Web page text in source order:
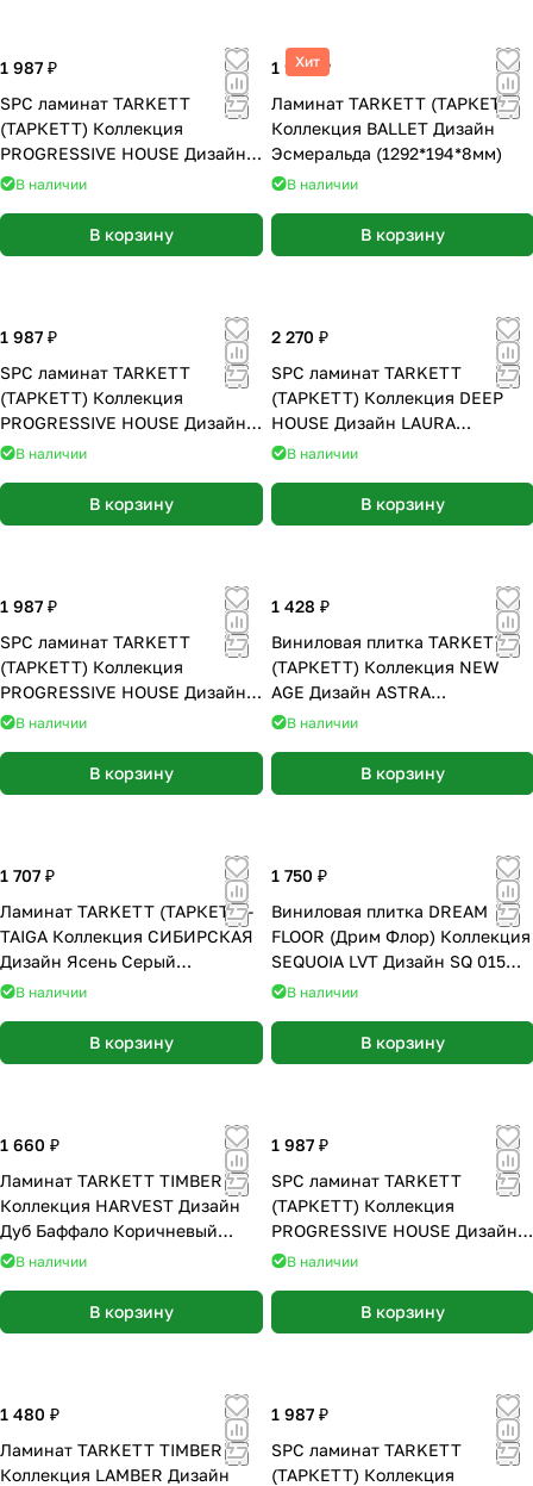
1 987 ₽
SPC ламинат TARKETT
(ТАРКЕТТ) Коллекция
PROGRESSIVE HOUSE Дизайн
JASON (1220х200х4.4 мм)
В наличии
В корзину
Хит
1 990 ₽
Ламинат TARKETT (ТАРКЕТТ)
Коллекция BALLET Дизайн
Эсмеральда (1292*194*8мм)
В наличии
В корзину
1 987 ₽
SPC ламинат TARKETT
(ТАРКЕТТ) Коллекция
PROGRESSIVE HOUSE Дизайн
ERIC (1220х200х4.4 мм)
В наличии
В корзину
2 270 ₽
SPC ламинат TARKETT
(ТАРКЕТТ) Коллекция DEEP
HOUSE Дизайн LAURA
(1400х225х4.6 мм)
В наличии
В корзину
1 987 ₽
SPC ламинат TARKETT
(ТАРКЕТТ) Коллекция
PROGRESSIVE HOUSE Дизайн
ROGER (1220х200х4.4 мм)
В наличии
В корзину
1 428 ₽
Виниловая плитка TARKETT
(ТАРКЕТТ) Коллекция NEW
AGE Дизайн ASTRA
(914.4х152.4х2.1 мм)
В наличии
В корзину
1 707 ₽
Ламинат TARKETT (ТАРКЕТТ)-
TAIGA Коллекция СИБИРСКАЯ
Дизайн Ясень Серый
(1292*194*10мм)
В наличии
В корзину
1 750 ₽
Виниловая плитка DREAM
FLOOR (Дрим Флор) Коллекция
SEQUOIA LVT Дизайн SQ 015
(590х118х2.5 мм)
В наличии
В корзину
1 660 ₽
Ламинат TARKETT TIMBER
Коллекция HARVEST Дизайн
Дуб Баффало Коричневый
(1292*194*8мм)
В наличии
В корзину
1 987 ₽
SPC ламинат TARKETT
(ТАРКЕТТ) Коллекция
PROGRESSIVE HOUSE Дизайн
WILLIAM (1220х200х4.4 мм)
В наличии
В корзину
1 480 ₽
Ламинат TARKETT TIMBER
Коллекция LAMBER Дизайн
1 987 ₽
SPC ламинат TARKETT
(ТАРКЕТТ) Коллекция